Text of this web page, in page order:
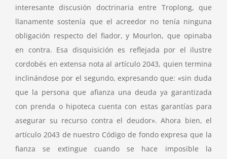
interesante discusión doctrinaria entre Troplong, que
llanamente sostenía que el acreedor no tenía ninguna
obligación respecto del fiador, y Mourlon, que opinaba
en contra. Esa disquisición es reflejada por el ilustre
cordobés en extensa nota al artículo 2043, quien termina
inclinándose por el segundo, expresando que: «sin duda
que la persona que afianza una deuda ya garantizada
con prenda o hipoteca cuenta con estas garantías para
asegurar su recurso contra el deudor». Ahora bien, el
artículo 2043 de nuestro Código de fondo expresa que la
fianza se extingue cuando se hace imposible la